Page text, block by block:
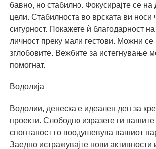
бавно, но стабилно. Фокусирајте се на
цели. Стабилноста во врската ви носи
сигурност. Покажете ѝ благодарност
личност преку мали гестови. Можни
зглобовите. Вежбите за истегнување
помогнат.
Водолија
Водолии, денеска е идеален ден за
проекти. Слободно изразете ги
спонтаност го воодушевува вашиот
Заедно истражувајте нови активности